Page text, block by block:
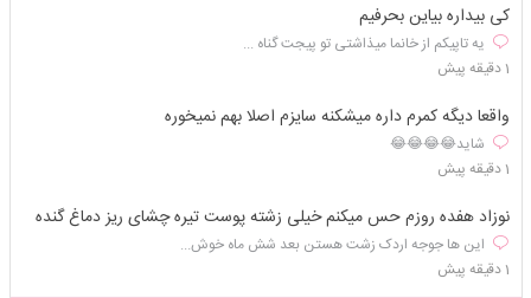
کی بیداره بیاین بحرفیم
یه تاپیکم از خانما میذاشتی تو پیجت گناه ...
1 دقیقه پیش
واقعا دیگه کمرم داره میشکنه سایزم اصلا بهم نمیخوره
شاید😂😂😂😂
1 دقیقه پیش
نوزاد هفده روزم حس میکنم خیلی زشته پوست تیره چشای ریز دماغ گنده
این ها جوجه اردک زشت هستن بعد شش ماه خوش...
1 دقیقه پیش